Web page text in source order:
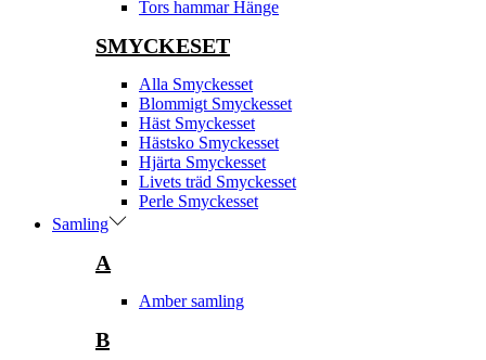
Tors hammar Hänge
SMYCKESET
Alla Smyckesset
Blommigt Smyckesset
Häst Smyckesset
Hästsko Smyckesset
Hjärta Smyckesset
Livets träd Smyckesset
Perle Smyckesset
Samling
A
Amber samling
B